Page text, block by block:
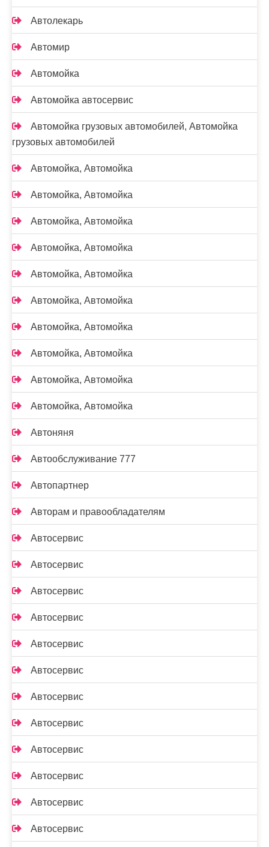
Автолекарь
Автомир
Автомойка
Автомойка автосервис
Автомойка грузовых автомобилей, Автомойка
грузовых автомобилей
Автомойка, Автомойка
Автомойка, Автомойка
Автомойка, Автомойка
Автомойка, Автомойка
Автомойка, Автомойка
Автомойка, Автомойка
Автомойка, Автомойка
Автомойка, Автомойка
Автомойка, Автомойка
Автомойка, Автомойка
Автоняня
Автообслуживание 777
Автопартнер
Авторам и правообладателям
Автосервис
Автосервис
Автосервис
Автосервис
Автосервис
Автосервис
Автосервис
Автосервис
Автосервис
Автосервис
Автосервис
Автосервис